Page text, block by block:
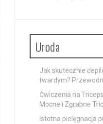
Uroda
Jak skutecznie
twardym?
Ćwiczenia na
Mocne i Zgrabne
Istotna pielęgnacja